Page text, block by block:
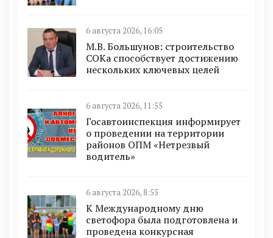
6 августа 2026, 16:05
М.В. Большунов: строительство
СОКа способствует достижению
нескольких ключевых целей
6 августа 2026, 11:55
Госавтоинспекция информирует
о проведении на территории
районов ОПМ «Нетрезвый
водитель»
6 августа 2026, 8:55
К Международному дню
светофора была подготовлена и
проведена конкурсная